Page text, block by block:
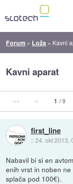
Forum » Loža » Kavni
Kavni aparat
«« « 1 / 9
first_line
::24. okt 2013,
Nabavil bi si en
enih vrst in noben
splača pod 100€).